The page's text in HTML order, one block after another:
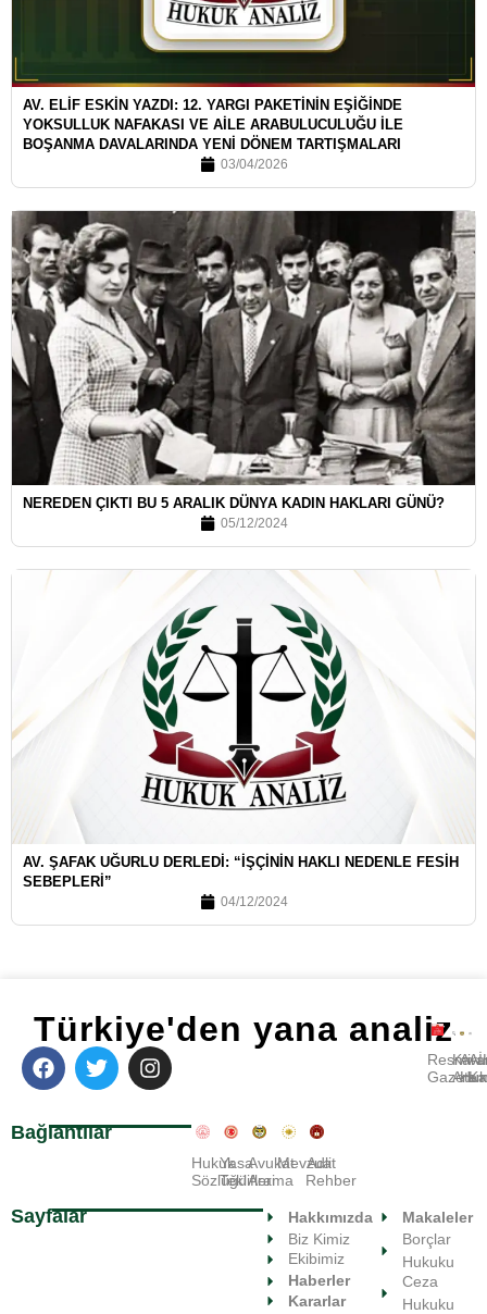
AV. ELİF ESKİN YAZDI: 12. YARGI PAKETİNİN EŞİĞİNDE
YOKSULLUK NAFAKASI VE AİLE ARABULUCULUĞU İLE
BOŞANMA DAVALARINDA YENİ DÖNEM TARTIŞMALARI
03/04/2026
NEREDEN ÇIKTI BU 5 ARALIK DÜNYA KADIN HAKLARI GÜNÜ?
05/12/2024
AV. ŞAFAK UĞURLU DERLEDI: “İŞÇININ HAKLI NEDENLE FESIH
SEBEPLERI”
04/12/2024
Türkiye'den yana analiz
Bağlantılar
Hukuk
Sözlüğü
Yasa
Teklifleri
Avukat
Arama
Mevzuat
Adli
Rehber
Resmi
Gazete
Sayfalar
Hakkımızda
Biz Kimiz
Ekibimiz
Haberler
Kararlar
Makaleler
Borçlar
Hukuku
Ceza
Hukuku